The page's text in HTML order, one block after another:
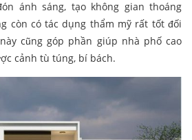
ánh sáng, tạo không gian thoáng
còn có tác dụng thẩm mỹ rất tốt đối
cũng góp phần giúp nhà phố cao
cảnh tù túng, bí bách.